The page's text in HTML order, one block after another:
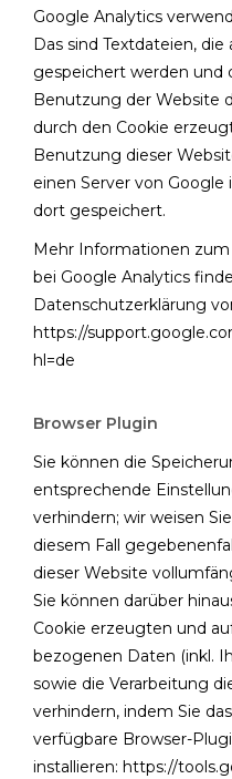
Google Analytics
Das sind Textdateien,
gespeichert werden und
Benutzung der Website
durch den Cookie
Benutzung dieser
einen Server von
dort gespeichert.
Mehr Informationen
bei Google Analytics
Datenschutzerklärung
https://
hl=de
Browser Plugin
Sie können die
entsprechende
verhindern; wir weisen
diesem Fall
dieser Website
Sie können darüber
Cookie erzeugten und
bezogenen Daten (inkl.
sowie die Verarbeitung
verhindern, indem Sie
verfügbare Browser-
installieren: https://